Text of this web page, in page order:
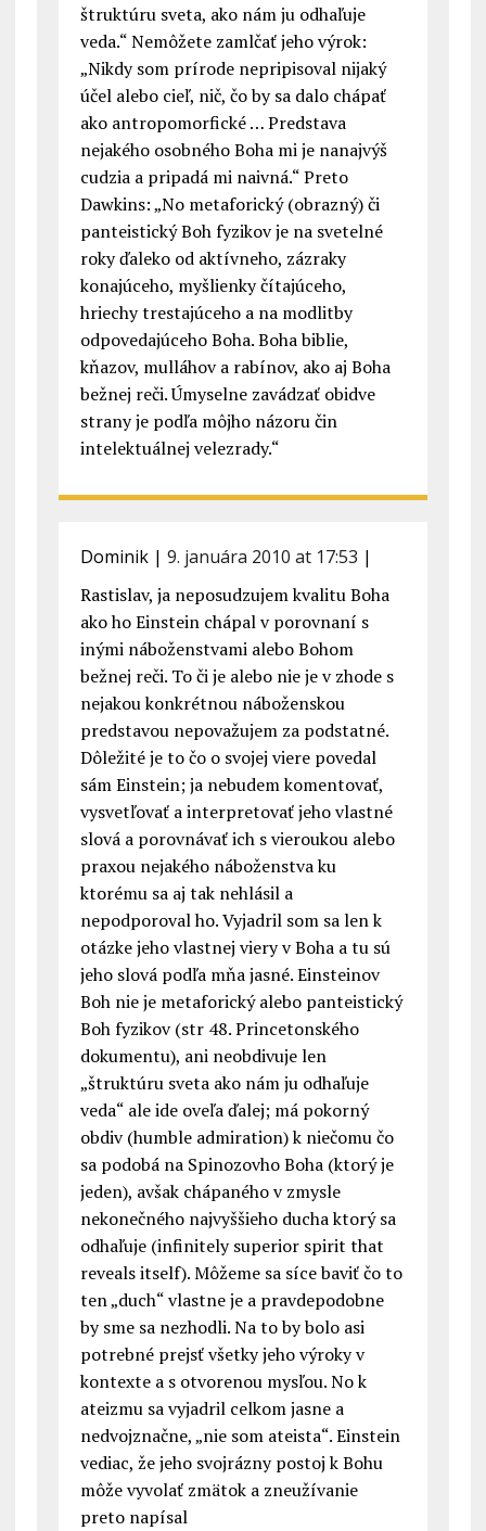
štruktúru sveta, ako nám ju odhaľuje
veda.“ Nemôžete zamlčať jeho výrok:
„Nikdy som prírode nepripisoval nijaký
účel alebo cieľ, nič, čo by sa dalo chápať
ako antropomorfické … Predstava
nejakého osobného Boha mi je nanajvýš
cudzia a pripadá mi naivná.“ Preto
Dawkins: „No metaforický (obrazný) či
panteistický Boh fyzikov je na svetelné
roky ďaleko od aktívneho, zázraky
konajúceho, myšlienky čítajúceho,
hriechy trestajúceho a na modlitby
odpovedajúceho Boha. Boha biblie,
kňazov, mulláhov a rabínov, ako aj Boha
bežnej reči. Úmyselne zavádzať obidve
strany je podľa môjho názoru čin
intelektuálnej velezrady.“
Dominik| 9. januára 2010 at 17:53 |
Rastislav, ja neposudzujem kvalitu Boha
ako ho Einstein chápal v porovnaní s
inými náboženstvami alebo Bohom
bežnej reči. To či je alebo nie je v zhode s
nejakou konkrétnou náboženskou
predstavou nepovažujem za podstatné.
Dôležité je to čo o svojej viere povedal
sám Einstein; ja nebudem komentovať,
vysvetľovať a interpretovať jeho vlastné
slová a porovnávať ich s vieroukou alebo
praxou nejakého náboženstva ku
ktorému sa aj tak nehlásil a
nepodporoval ho. Vyjadril som sa len k
otázke jeho vlastnej viery v Boha a tu sú
jeho slová podľa mňa jasné. Einsteinov
Boh nie je metaforický alebo panteistický
Boh fyzikov (str 48. Princetonského
dokumentu), ani neobdivuje len
„štruktúru sveta ako nám ju odhaľuje
veda“ ale ide oveľa ďalej; má pokorný
obdiv (humble admiration) k niečomu čo
sa podobá na Spinozovho Boha (ktorý je
jeden), avšak chápaného v zmysle
nekonečného najvyššieho ducha ktorý sa
odhaľuje (infinitely superior spirit that
reveals itself). Môžeme sa síce baviť čo to
ten „duch“ vlastne je a pravdepodobne
by sme sa nezhodli. Na to by bolo asi
potrebné prejsť všetky jeho výroky v
kontexte a s otvorenou mysľou. No k
ateizmu sa vyjadril celkom jasne a
nedvojznačne, „nie som ateista“. Einstein
vediac, že jeho svojrázny postoj k Bohu
môže vyvolať zmätok a zneužívanie
preto napísal